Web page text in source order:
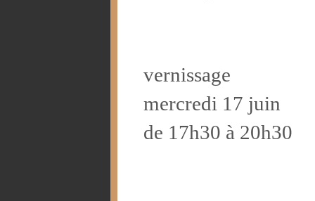
vernissage
mercredi 17 juin
de 17h30 à 20h30